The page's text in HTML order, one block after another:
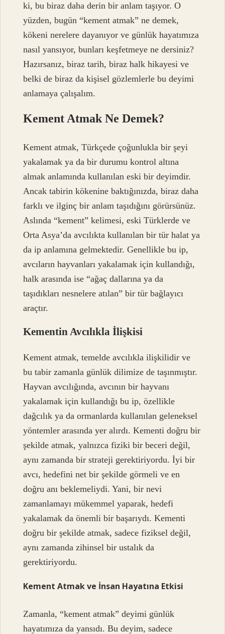
ki, bu biraz daha derin bir anlam taşıyor. O
yüzden, bugün “kement atmak” ne demek,
kökeni nerelere dayanıyor ve günlük hayatımıza
nasıl yansıyor, bunları keşfetmeye ne dersiniz?
Hazırsanız, biraz tarih, biraz halk hikayesi ve
belki de biraz da kişisel gözlemlerle bu deyimi
anlamaya çalışalım.
Kement Atmak Ne Demek?
Kement atmak, Türkçede çoğunlukla bir şeyi
yakalamak ya da bir durumu kontrol altına
almak anlamında kullanılan eski bir deyimdir.
Ancak tabirin kökenine baktığınızda, biraz daha
farklı ve ilginç bir anlam taşıdığını görürsünüz.
Aslında “kement” kelimesi, eski Türklerde ve
Orta Asya’da avcılıkta kullanılan bir tür halat ya
da ip anlamına gelmektedir. Genellikle bu ip,
avcıların hayvanları yakalamak için kullandığı,
halk arasında ise “ağaç dallarına ya da
taşıdıkları nesnelere atılan” bir tür bağlayıcı
araçtır.
Kementin Avcılıkla İlişkisi
Kement atmak, temelde avcılıkla ilişkilidir ve
bu tabir zamanla günlük dilimize de taşınmıştır.
Hayvan avcılığında, avcının bir hayvanı
yakalamak için kullandığı bu ip, özellikle
dağcılık ya da ormanlarda kullanılan geleneksel
yöntemler arasında yer alırdı. Kementi doğru bir
şekilde atmak, yalnızca fiziki bir beceri değil,
aynı zamanda bir strateji gerektiriyordu. İyi bir
avcı, hedefini net bir şekilde görmeli ve en
doğru anı beklemeliydi. Yani, bir nevi
zamanlamayı mükemmel yaparak, hedefi
yakalamak da önemli bir başarıydı. Kementi
doğru bir şekilde atmak, sadece fiziksel değil,
aynı zamanda zihinsel bir ustalık da
gerektiriyordu.
Kement Atmak ve İnsan Hayatına Etkisi
Zamanla, “kement atmak” deyimi günlük
hayatımıza da yansıdı. Bu deyim, sadece